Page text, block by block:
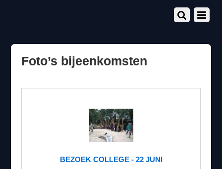
Foto’s bijeenkomsten
BEZOEK COLLEGE - 22 JUNI